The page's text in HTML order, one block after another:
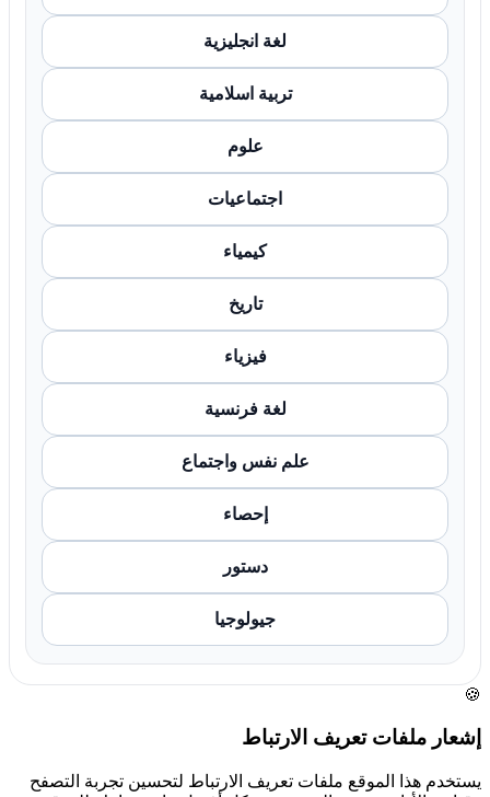
لغة انجليزية
تربية اسلامية
علوم
اجتماعيات
كيمياء
تاريخ
فيزياء
لغة فرنسية
علم نفس واجتماع
إحصاء
دستور
جيولوجيا
🍪
إشعار ملفات تعريف الارتباط
يستخدم هذا الموقع ملفات تعريف الارتباط لتحسين تجربة التصفح